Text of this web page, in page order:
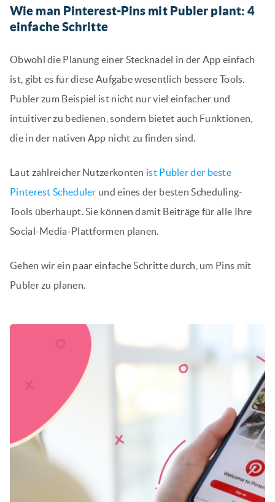
Wie man Pinterest-Pins mit Publer plant: 4
einfache Schritte
Obwohl die Planung einer Stecknadel in der App einfach
ist, gibt es für diese Aufgabe wesentlich bessere Tools.
Publer zum Beispiel ist nicht nur viel einfacher und
intuitiver zu bedienen, sondern bietet auch Funktionen,
die in der nativen App nicht zu finden sind.
Laut zahlreicher Nutzerkonten ist Publer der beste
Pinterest Scheduler und eines der besten Scheduling-
Tools überhaupt. Sie können damit Beiträge für alle Ihre
Social-Media-Plattformen planen.
Gehen wir ein paar einfache Schritte durch, um Pins mit
Publer zu planen.